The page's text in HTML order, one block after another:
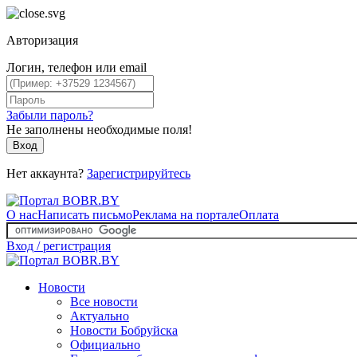
Авторизация
Логин, телефон или email
Забыли пароль?
Не заполнены необходимые поля!
Вход
Нет аккаунта? Зарегистрируйтесь
О насНаписать письмоРеклама на порталеОплата
Вход / регистрация
Новости
Все новости
Актуально
Новости Бобруйска
Официально